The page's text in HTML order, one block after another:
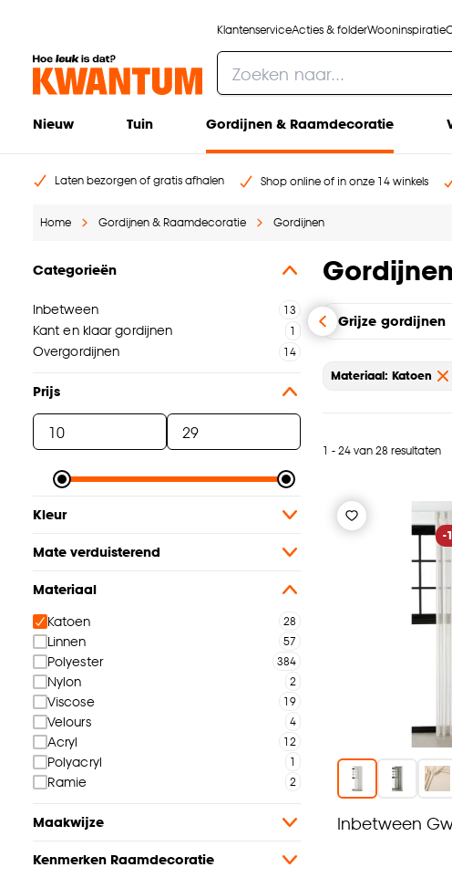
KlantenserviceActies & folderWooninspiratie
Nieuw Tuin Gordijnen & Raamdecoratie
Laten bezorgen of gratis afhalen Shop online of in onze 14 winkels
Home Gordijnen & Raamdecoratie Gordijnen
Categorieën
Inbetween
Kant en klaar gordijnen
Overgordijnen
Prijs
Kleur
Mate verduisterend
Materiaal
Katoen
Linnen
Polyester
Nylon
Viscose
Velours
Acryl
Polyacryl
Ramie
Maakwijze
Kenmerken Raamdecoratie
Grijze gordijnen
Materiaal: Katoen
1 - 24 van 28 resultaten
-
Inbetween